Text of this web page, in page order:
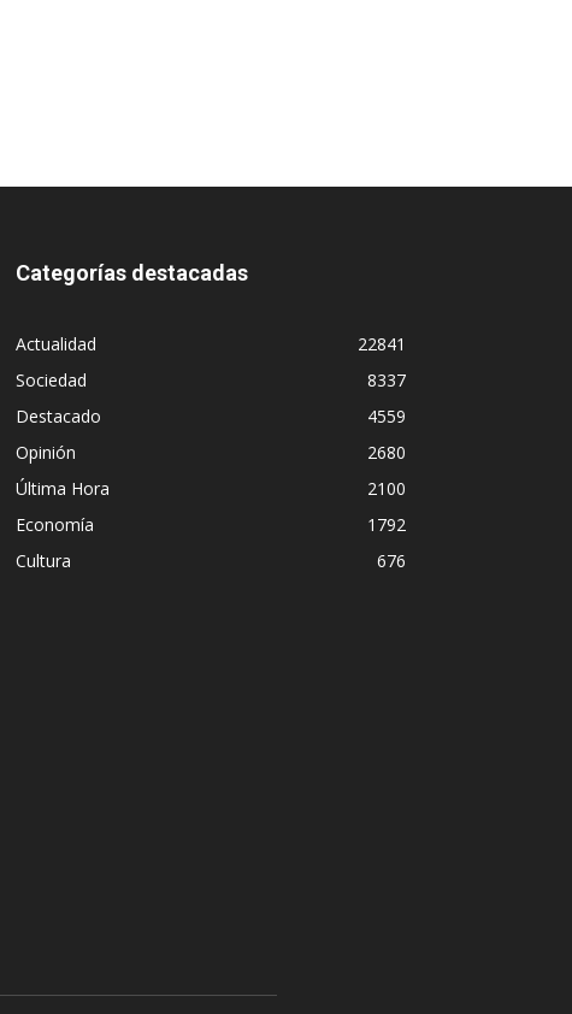
Categorías destacadas
Actualidad
22841
Sociedad
8337
Destacado
4559
Opinión
2680
Última Hora
2100
Economía
1792
Cultura
676